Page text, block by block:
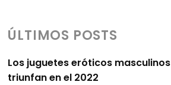
ÚLTIMOS POSTS
Los juguetes eróticos masculinos
triunfan en el 2022